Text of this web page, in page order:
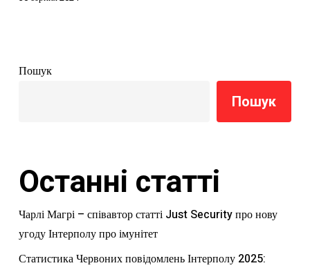
Пошук
Пошук
Останні статті
Чарлі Магрі – співавтор статті Just Security про нову
угоду Інтерполу про імунітет
Статистика Червоних повідомлень Інтерполу 2025: